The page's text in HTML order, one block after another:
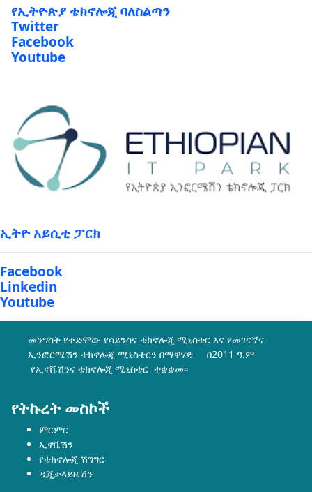
የኢትዮጵያ ቴክኖሎጂ ባለስልጣን
Twitter
Facebook
Youtube
ኢትዮ አይሲቲ ፓርክ
Facebook
Linkedin
Youtube
መንግስት የቀድሞው የሳይንስና ቴክኖሎጂ ሚኒስቴር እና የመገናኛና
ኢንፎርሜሽን ቴክኖሎጂ ሚኒስቴርን በማዋሃድ በ2011 ዓ.ም
የኢኖቬሽንና ቴክኖሎጂ ሚኒስቴር ተቋቋመ፡፡
የትኩረት መስኮች
ምርምር
ኢኖቬሽን
የቴክኖሎጂ ሽግግር
ዲጂታላይዜሽን